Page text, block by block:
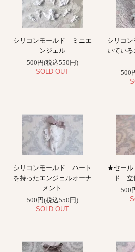
シリコンモールド ミニエ
ンジェル
500円(税込550円)
SOLD OUT
シリコ
いてい
500
シリコンモールド ハート
を持ったエンジェルオーナ
メント
500円(税込550円)
SOLD OUT
★セール
ド 立
500